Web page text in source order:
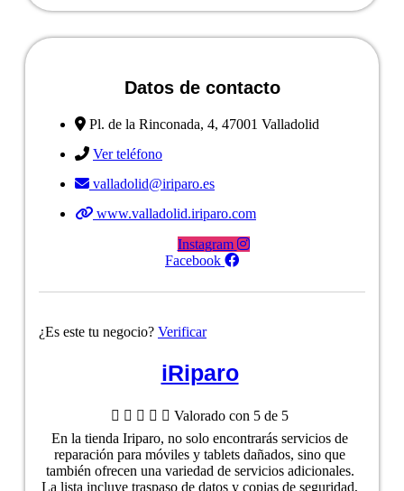
Datos de contacto
Pl. de la Rinconada, 4, 47001 Valladolid
Ver teléfono
valladolid@iriparo.es
www.valladolid.iriparo.com
Instagram
Facebook
¿Es este tu negocio? Verificar
iRiparo
     Valorado con 5 de 5
En la tienda Iriparo, no solo encontrarás servicios de
reparación para móviles y tablets dañados, sino que
también ofrecen una variedad de servicios adicionales.
La lista incluye traspaso de datos y copias de seguridad,